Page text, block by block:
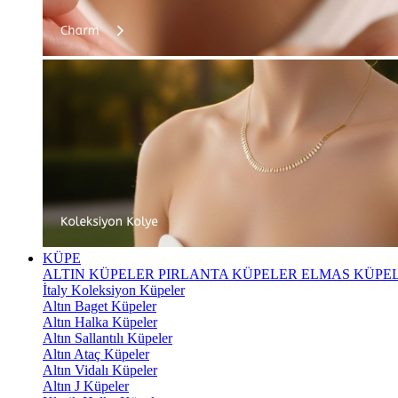
KÜPE
ALTIN KÜPELER PIRLANTA KÜPELER ELMAS
İtaly Koleksiyon Küpeler
Altın Baget Küpeler
Altın Halka Küpeler
Altın Sallantılı Küpeler
Altın Ataç Küpeler
Altın Vidalı Küpeler
Altın J Küpeler